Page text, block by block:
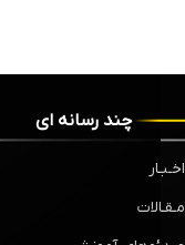
چند رسانه ای
اخـبـار
مـقـالات